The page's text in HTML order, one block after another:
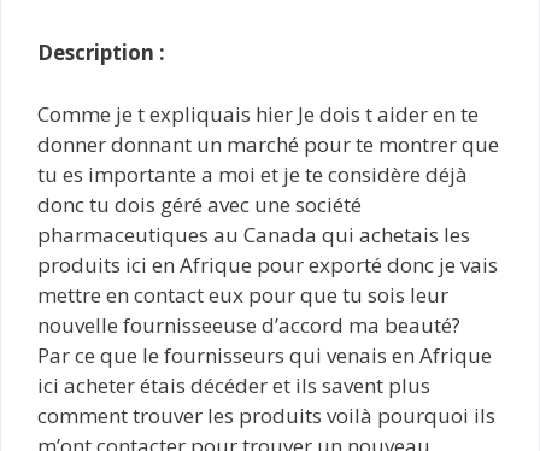
Description :
Comme je t expliquais hier Je dois t aider en te
donner donnant un marché pour te montrer que
tu es importante a moi et je te considère déjà
donc tu dois géré avec une société
pharmaceutiques au Canada qui achetais les
produits ici en Afrique pour exporté donc je vais
mettre en contact eux pour que tu sois leur
nouvelle fournisseeuse d’accord ma beauté?
Par ce que le fournisseurs qui venais en Afrique
ici acheter étais décéder et ils savent plus
comment trouver les produits voilà pourquoi ils
m’ont contacter pour trouver un nouveau